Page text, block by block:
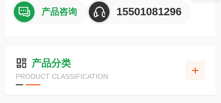
产品咨询 15501081296
产品分类
PRODUCT CLASSIFICATION